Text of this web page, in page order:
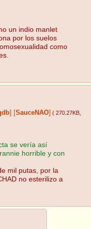
un indio manlet
por los suelos
como
SauceNAO ( 270.27KB
se vería así
horrible y con
mil putas, por la
no esterilizo a